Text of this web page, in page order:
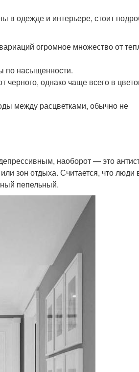
в одежде и интерьере, стоит
огромное множество от
по насыщенности.
черного, однако чаще всего в
между расцветками, обычно не
наоборот — это
зон отдыха. Считается, что люди
пепельный.